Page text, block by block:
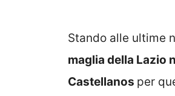
Stando alle ultime
maglia della Lazio
Castellanos per